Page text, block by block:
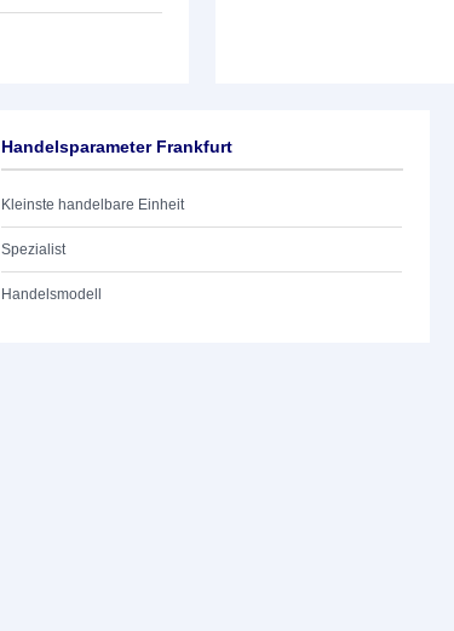
Handelsparameter Frankfurt
Kleinste handelbare Einheit
Spezialist
Handelsmodell